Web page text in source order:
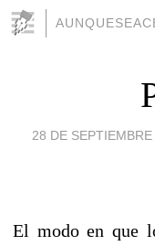
28 DE
El modo en que